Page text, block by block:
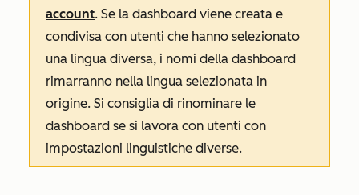
account. Se la dashboard viene creata e
condivisa con utenti che hanno selezionato
una lingua diversa, i nomi della dashboard
rimarranno nella lingua selezionata in
origine. Si consiglia di rinominare le
dashboard se si lavora con utenti con
impostazioni linguistiche diverse.